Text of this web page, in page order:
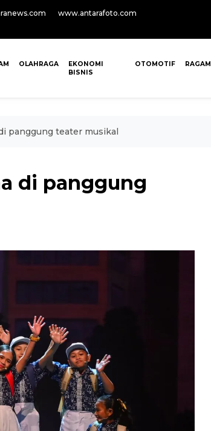
www.antarafoto.com
OLAHRAGA
EKONOMI
BISNIS
OTOMOTIF RAGAM
panggung teater musikal
di panggung